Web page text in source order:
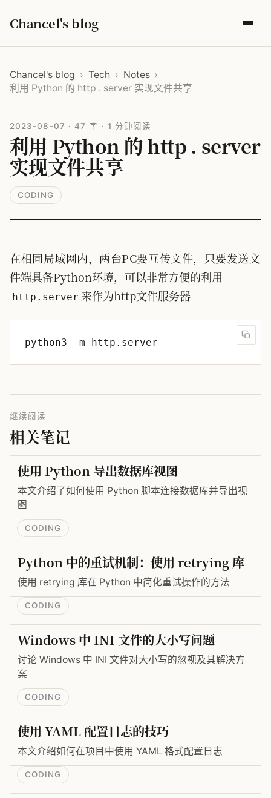
Chancel's blog
Chancel's blog › Tech › Notes ›
利用 Python 的 http . server 实现文件共享
2023-08-07 · 47 字 · 1 分钟阅读
利用 Python 的 http . server
实现文件共享
CODING
在相同局域网内，两台PC要互传文件，只要发送文
件端具备Python环境，可以非常方便的利用
http.server 来作为http文件服务器
继续阅读
相关笔记
使用 Python 导出数据库视图
本文介绍了如何使用 Python 脚本连接数据库并导出视
图
CODING
Python 中的重试机制：使用 retrying 库
使用 retrying 库在 Python 中简化重试操作的方法
CODING
Windows 中 INI 文件的大小写问题
讨论 Windows 中 INI 文件对大小写的忽视及其解决方
案
CODING
使用 YAML 配置日志的技巧
本文介绍如何在项目中使用 YAML 格式配置日志
CODING